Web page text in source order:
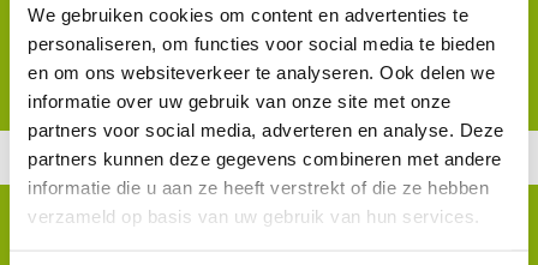
We gebruiken cookies om content en advertenties te
personaliseren, om functies voor social media te bieden
en om ons websiteverkeer te analyseren. Ook delen we
informatie over uw gebruik van onze site met onze
partners voor social media, adverteren en analyse. Deze
partners kunnen deze gegevens combineren met andere
informatie die u aan ze heeft verstrekt of die ze hebben
verzameld op basis van uw gebruik van hun services.
MEDIA
CONTACT
ROUTES
THEMAHAPPEN
RESERVEREN